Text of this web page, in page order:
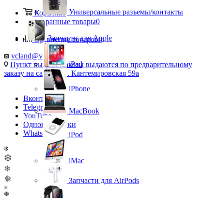
Корзина0
Избранные товары0
Сравнение товаров0
vcland@vcland.ru
Пункт выдачи (заказы выдаются по предварительному
заказу на сайте), ул. Кантемировская 59а
Вконтакте
Telegram
YouTube
Одноклассники
WhatsApp
❆
❆
❄
❅
❄
❆
Универсальные разъемы/контакты
Запчасти для Apple
iPad
iPhone
MacBook
iPod
iMac
Запчасти для AirPods